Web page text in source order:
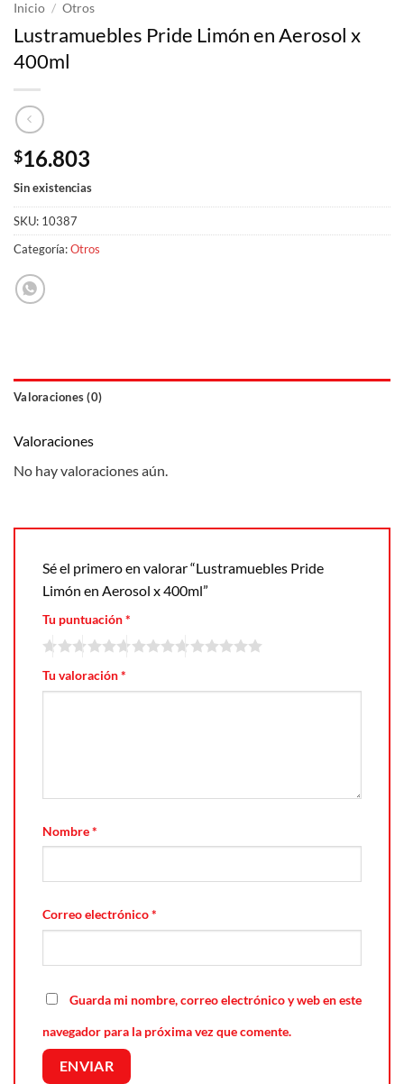
Inicio / Otros
Lustramuebles Pride Limón en Aerosol x
400ml
$16.803
Sin existencias
SKU: 10387
Categoría:Otros
Valoraciones (0)
Valoraciones
No hay valoraciones aún.
Sé el primero en valorar “Lustramuebles Pride
Limón en Aerosol x 400ml”
Tu puntuación*
Tu valoración*
Nombre*
Correo electrónico*
Guarda mi nombre, correo electrónico y web en este
navegador para la próxima vez que comente.